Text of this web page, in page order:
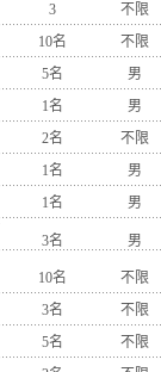
3
不限
10名
不限
5名
男
1名
男
2名
不限
1名
男
1名 男
3名 男
10名
不限
3名
不限
5名
不限